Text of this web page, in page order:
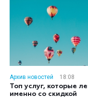
Архив новостей
18:08
Топ услуг, которые
именно со скидкой